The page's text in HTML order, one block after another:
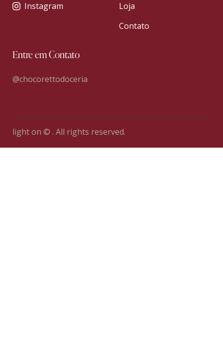
Instagram
Loja
Contato
Entre em Contato
@chocorettodoceria
light on © . All rights reserved.